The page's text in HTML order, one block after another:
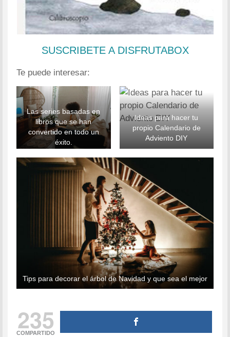
SUSCRIBETE A DISFRUTABOX
Te puede interesar:
Las series basadas en
libros que se han
convertido en todo un
éxito.
Ideas para hacer tu
propio Calendario de
Adviento DIY
Tips para decorar el árbol de Navidad y que sea el mejor
235
COMPARTIDO